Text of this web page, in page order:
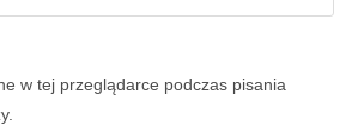
w tej przeglądarce podczas pisania